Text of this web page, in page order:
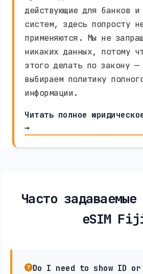
действующие для банков и
систем, здесь попросту
применяются. Мы не
никаких данных, потому
этого делать по закону —
выбираем политику
информации.
Читать полное
→
Часто
eSIM
Do I need to show ID